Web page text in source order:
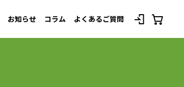
お知らせ コラム よくあるご質問